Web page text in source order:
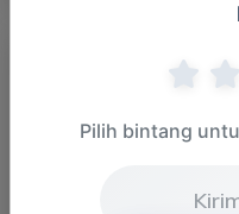
Pilih bintang